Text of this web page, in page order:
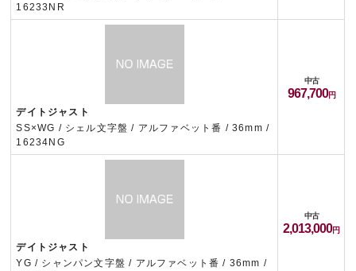
16233NR
デイトジャスト
SS×WG / シェル文字盤 / アルファベット番 / 36mm /
16234NG
中古
967,700
デイトジャスト
YG / シャンパン文字盤 / アルファベット番 / 36mm /
中古
2,013,000